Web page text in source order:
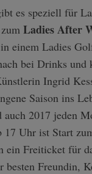
es speziell für
Ladies After
einem Ladies
bei Drinks
Ingrid
Saison ins
2017 jeden
Uhr ist Start
ein Freiticket für
Freundin,